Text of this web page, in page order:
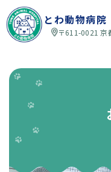
とわ動物病院
〒611-0021 京